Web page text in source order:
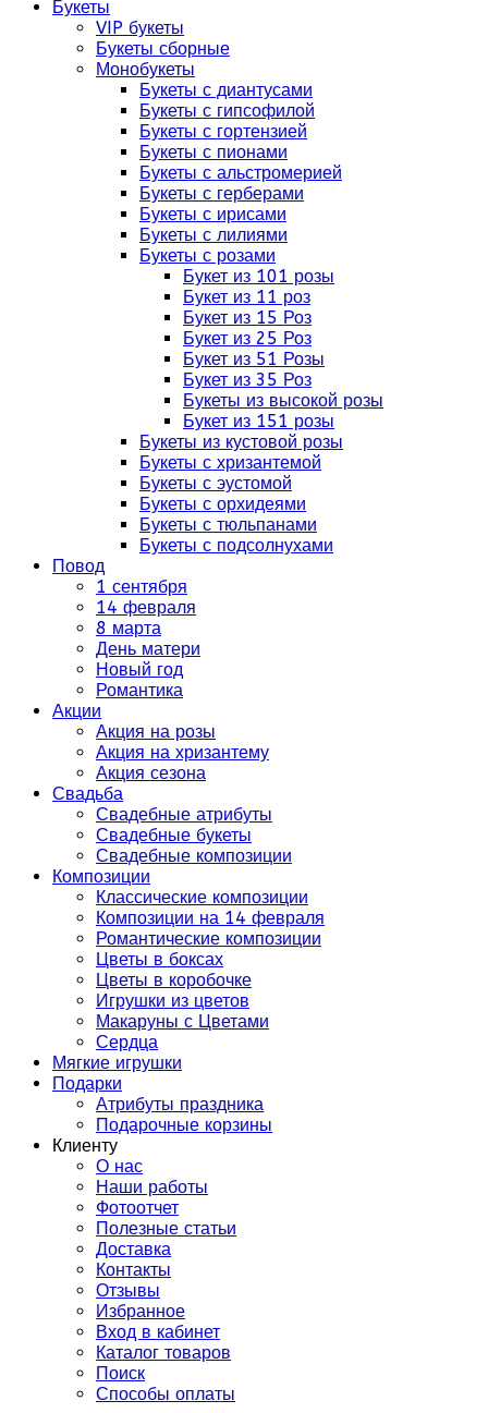
Букеты
VIP букеты
Букеты сборные
Монобукеты
Букеты с диантусами
Букеты с гипсофилой
Букеты с гортензией
Букеты с пионами
Букеты с альстромерией
Букеты с герберами
Букеты с ирисами
Букеты с лилиями
Букеты с розами
Букет из 101 розы
Букет из 11 роз
Букет из 15 Роз
Букет из 25 Роз
Букет из 51 Розы
Букет из 35 Роз
Букеты из высокой розы
Букет из 151 розы
Букеты из кустовой розы
Букеты с хризантемой
Букеты с эустомой
Букеты с орхидеями
Букеты с тюльпанами
Букеты с подсолнухами
Повод
1 сентября
14 февраля
8 марта
День матери
Новый год
Романтика
Акции
Акция на розы
Акция на хризантему
Акция сезона
Свадьба
Свадебные атрибуты
Свадебные букеты
Свадебные композиции
Композиции
Классические композиции
Композиции на 14 февраля
Романтические композиции
Цветы в боксах
Цветы в коробочке
Игрушки из цветов
Макаруны с Цветами
Сердца
Мягкие игрушки
Подарки
Атрибуты праздника
Подарочные корзины
Клиенту
О нас
Наши работы
Фотоотчет
Полезные статьи
Доставка
Контакты
Отзывы
Избранное
Вход в кабинет
Каталог товаров
Поиск
Способы оплаты